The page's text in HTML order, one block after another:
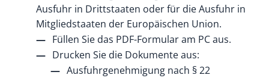
Ausfuhr in Drittstaaten oder für die Ausfuhr in
Mitgliedstaaten der Europäischen Union.
Füllen Sie das PDF-Formular am PC aus.
Drucken Sie die Dokumente aus:
Ausfuhrgenehmigung nach § 22